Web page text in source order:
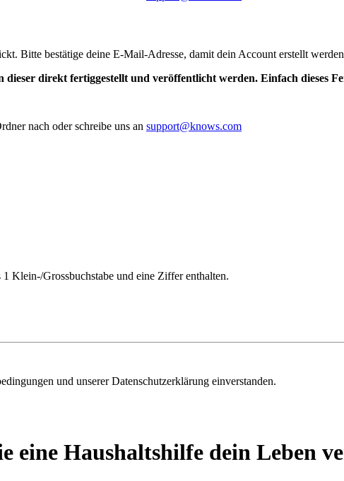
Bitte bestätige deine E-Mail-Adresse, damit dein Account erstellt
direkt fertiggestellt und veröffentlicht werden. Einfach dieses
nach oder schreibe uns an support@knows.com
Klein-/Grossbuchstabe und eine Ziffer enthalten.
und unserer Datenschutzerklärung einverstanden.
eine Haushaltshilfe dein Leben